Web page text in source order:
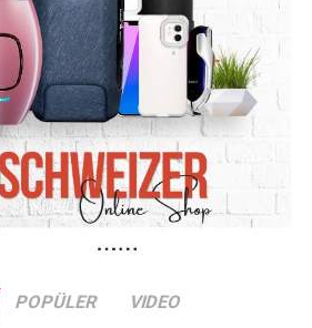
POPÜLER VIDEO